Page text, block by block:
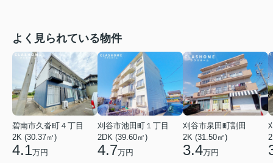
よく見られている物件
碧南市久沓町４丁目
2K (30.37㎡)
4.1万円
刈谷市池田町１丁目
2DK (39.60㎡)
4.7万円
刈谷市泉田町割田
2K (31.50㎡)
3.4万円